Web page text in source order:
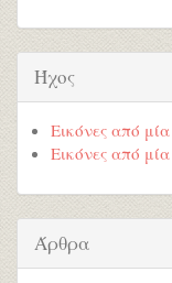
Ήχος
Εικόνες από
Εικόνες από μία
Άρθρα